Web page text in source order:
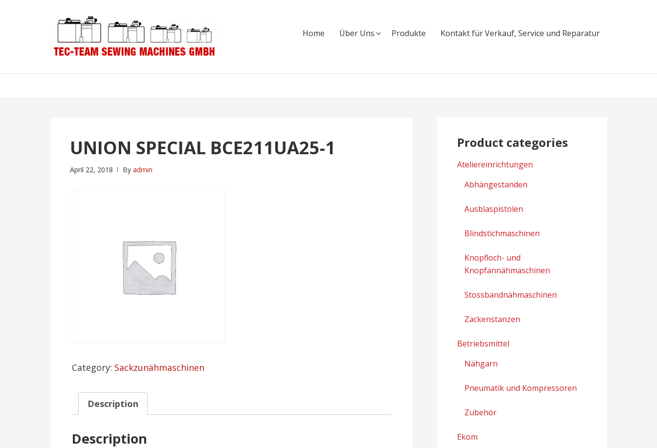
navigation
Home Über Uns Produkte Kontakt für Verkauf, Service und Reparatur
UNION SPECIAL BCE211UA25-1
April 22, 2018 By admin
Category: Sackzunähmaschinen
Description
Description
Product categories
Ateliereinrichtungen
Abhängestanden
Ausblaspistolen
Blindstichmaschinen
Knopfloch- und
Knopfannähmaschinen
Stossbandnähmaschinen
Zackenstanzen
Betriebsmittel
Nähgarn
Pneumatik und Kompressoren
Zubehör
Ekom